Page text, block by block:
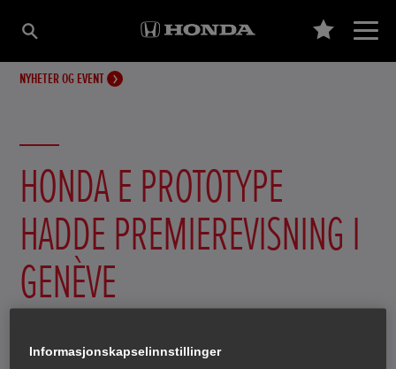
NYHETER OG EVENT
HONDA E PROTOTYPE
HADDE PREMIEREVISNING I
GENÈVE
Genève.
Informasjonskapselinnstillinger